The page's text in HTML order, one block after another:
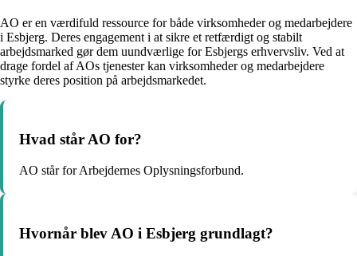
AO er en værdifuld ressource for både virksomheder og medarbejdere
i Esbjerg. Deres engagement i at sikre et retfærdigt og stabilt
arbejdsmarked gør dem uundværlige for Esbjergs erhvervsliv. Ved at
drage fordel af AOs tjenester kan virksomheder og medarbejdere
styrke deres position på arbejdsmarkedet.
Hvad står AO for?
AO står for Arbejdernes Oplysningsforbund.
Hvornår blev AO i Esbjerg grundlagt?